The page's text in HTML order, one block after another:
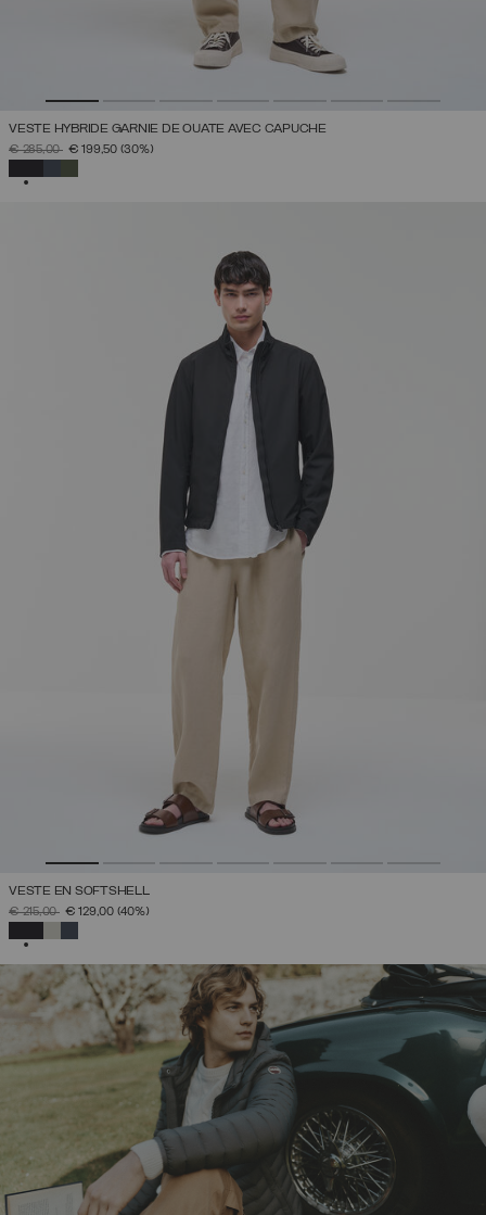
VESTE HYBRIDE GARNIE DE OUATE AVEC CAPUCHE
PRIX RÉDUIT DE
€ 285,00À€ 199,50 (30%)
VESTE EN SOFTSHELL
PRIX RÉDUIT DE
€ 215,00À€ 129,00 (40%)